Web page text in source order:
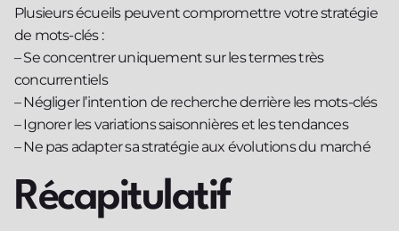
Plusieurs écueils peuvent compromettre votre stratégie
de mots-clés :
– Se concentrer uniquement sur les termes très
concurrentiels
– Négliger l’intention de recherche derrière les mots-clés
– Ignorer les variations saisonnières et les tendances
– Ne pas adapter sa stratégie aux évolutions du marché
Récapitulatif